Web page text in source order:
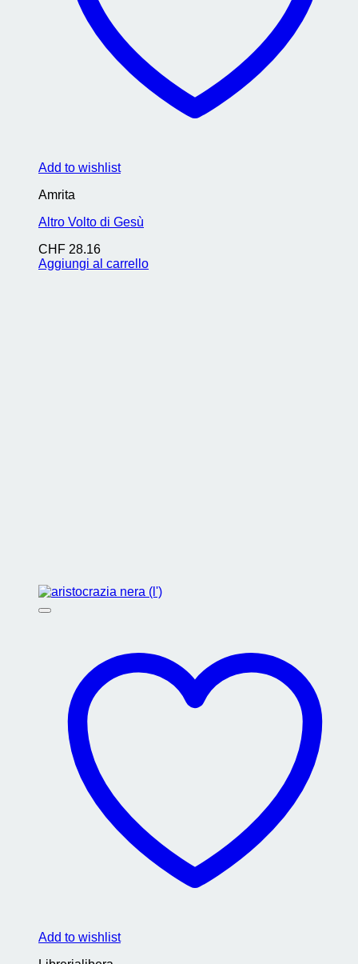
Add to wishlist
Amrita
Altro Volto di Gesù
CHF 28.16
Aggiungi al carrello
Add to wishlist